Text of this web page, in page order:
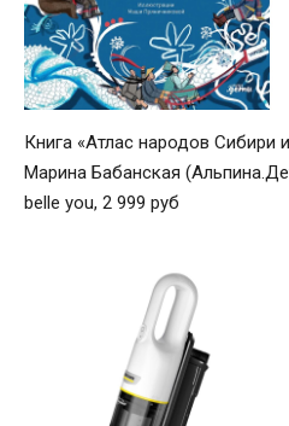
Книга «Атлас народов Сибири
Марина Бабанская
belle you, 2 999 руб